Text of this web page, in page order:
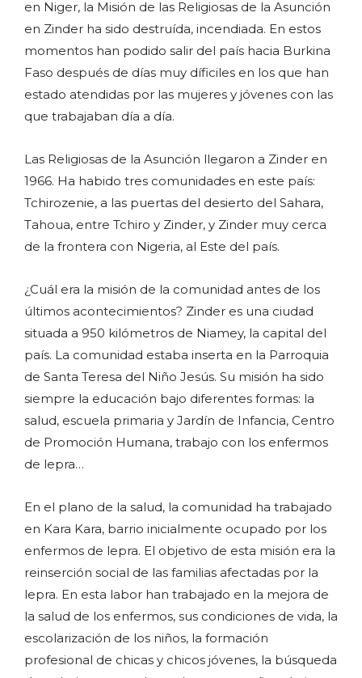
en Niger, la Misión de las Religiosas de la Asunción
en Zinder ha sido destruída, incendiada. En estos
momentos han podido salir del país hacia Burkina
Faso después de días muy díficiles en los que han
estado atendidas por las mujeres y jóvenes con las
que trabajaban día a día.
Las Religiosas de la Asunción llegaron a Zinder en
1966. Ha habido tres comunidades en este país:
Tchirozenie, a las puertas del desierto del Sahara,
Tahoua, entre Tchiro y Zinder, y Zinder muy cerca
de la frontera con Nigeria, al Este del país.
¿Cuál era la misión de la comunidad antes de los
últimos acontecimientos? Zinder es una ciudad
situada a 950 kilómetros de Niamey, la capital del
país. La comunidad estaba inserta en la Parroquia
de Santa Teresa del Niño Jesús. Su misión ha sido
siempre la educación bajo diferentes formas: la
salud, escuela primaria y Jardín de Infancia, Centro
de Promoción Humana, trabajo con los enfermos
de lepra…
En el plano de la salud, la comunidad ha trabajado
en Kara Kara, barrio inicialmente ocupado por los
enfermos de lepra. El objetivo de esta misión era la
reinserción social de las familias afectadas por la
lepra. En esta labor han trabajado en la mejora de
la salud de los enfermos, sus condiciones de vida, la
escolarización de los niños, la formación
profesional de chicas y chicos jóvenes, la búsqueda